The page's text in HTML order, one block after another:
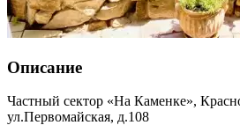
Описание
Частный сектор «На Каменке»,
ул.Первомайская, д.108